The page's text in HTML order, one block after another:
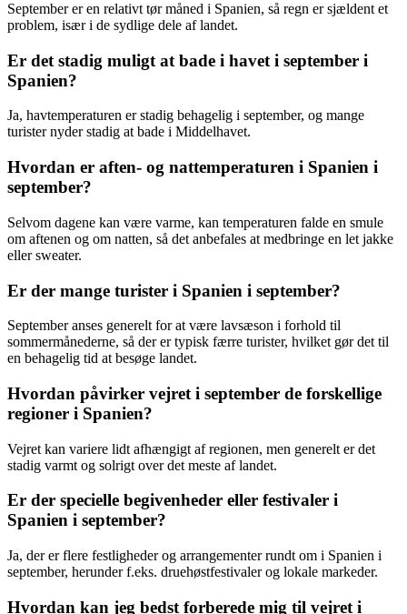
September er en relativt tør måned i Spanien, så regn er sjældent et
problem, især i de sydlige dele af landet.
Er det stadig muligt at bade i havet i september i
Spanien?
Ja, havtemperaturen er stadig behagelig i september, og mange
turister nyder stadig at bade i Middelhavet.
Hvordan er aften- og nattemperaturen i Spanien i
september?
Selvom dagene kan være varme, kan temperaturen falde en smule
om aftenen og om natten, så det anbefales at medbringe en let jakke
eller sweater.
Er der mange turister i Spanien i september?
September anses generelt for at være lavsæson i forhold til
sommermånederne, så der er typisk færre turister, hvilket gør det til
en behagelig tid at besøge landet.
Hvordan påvirker vejret i september de forskellige
regioner i Spanien?
Vejret kan variere lidt afhængigt af regionen, men generelt er det
stadig varmt og solrigt over det meste af landet.
Er der specielle begivenheder eller festivaler i
Spanien i september?
Ja, der er flere festligheder og arrangementer rundt om i Spanien i
september, herunder f.eks. druehøstfestivaler og lokale markeder.
Hvordan kan jeg bedst forberede mig til vejret i